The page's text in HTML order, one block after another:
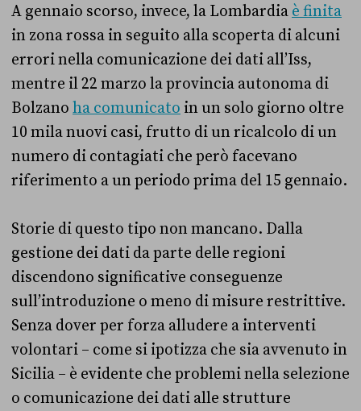
A gennaio scorso, invece, la Lombardia è finita
in zona rossa in seguito alla scoperta di alcuni
errori nella comunicazione dei dati all’Iss,
mentre il 22 marzo la provincia autonoma di
Bolzano ha comunicato in un solo giorno oltre
10 mila nuovi casi, frutto di un ricalcolo di un
numero di contagiati che però facevano
riferimento a un periodo prima del 15 gennaio.
Storie di questo tipo non mancano. Dalla
gestione dei dati da parte delle regioni
discendono significative conseguenze
sull’introduzione o meno di misure restrittive.
Senza dover per forza alludere a interventi
volontari – come si ipotizza che sia avvenuto in
Sicilia – è evidente che problemi nella selezione
o comunicazione dei dati alle strutture